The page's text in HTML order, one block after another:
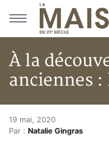
Aller au menu principal
Aller au contenu principal
À la
anciennes
Accueil
Articles
Eau et
À la
19 mai, 2020
Par : Natalie Gingras